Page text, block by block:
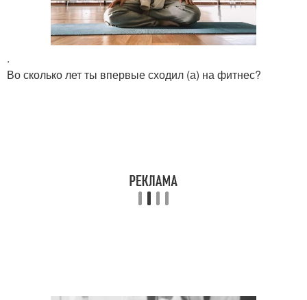
.
Во сколько лет ты впервые сходил (а) на фитнес?